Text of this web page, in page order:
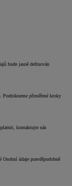
bude jasně definován
Podnikneme přiměřené kroky
kontaktujte nás
údaje pravděpodobně